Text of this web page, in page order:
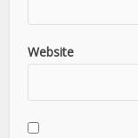
Website